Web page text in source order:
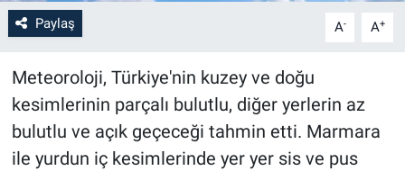
Paylaş A- A+
Meteoroloji, Türkiye'nin kuzey ve doğu
kesimlerinin parçalı bulutlu, diğer yerlerin az
bulutlu ve açık geçeceği tahmin etti. Marmara
ile yurdun iç kesimlerinde yer yer sis ve pus